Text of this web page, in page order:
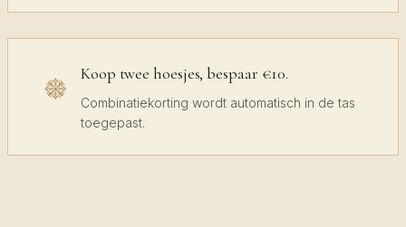
Koop twee hoesjes, bespaar €10.
Combinatiekorting wordt automatisch in de tas
toegepast.